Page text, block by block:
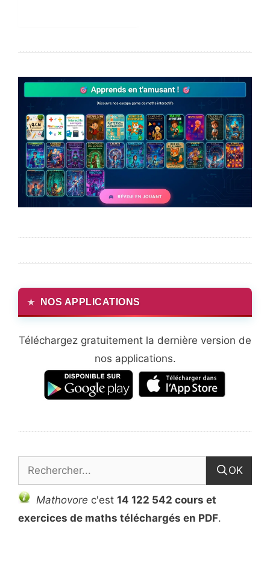
NOS APPLICATIONS
Téléchargez gratuitement la dernière version de
nos applications.
OK
Mathovore c'est 14 122 542 cours et
exercices de maths téléchargés en PDF.